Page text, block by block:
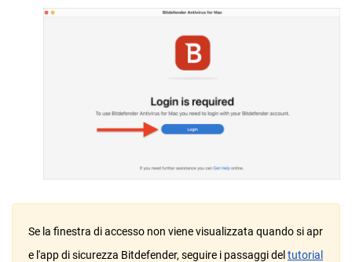
Se la finestra di accesso non viene visualizzata quando si apr
e l'app di sicurezza Bitdefender, seguire i passaggi del tutorial